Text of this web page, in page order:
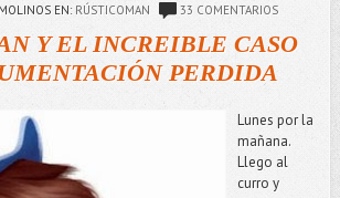
EN: RÚSTICOMAN 33 COMENTARIOS
Y EL INCREIBLE CASO
PERDIDA
Lunes por la
mañana.
Llego al
curro y